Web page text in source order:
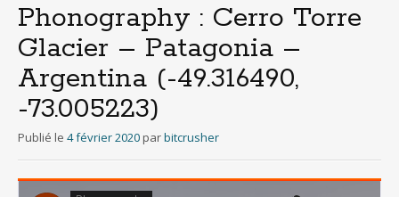
principal
Phonography : Cerro Torre
Glacier – Patagonia –
Argentina (-49.316490,
-73.005223)
Publié le 4 février 2020 parbitcrusher